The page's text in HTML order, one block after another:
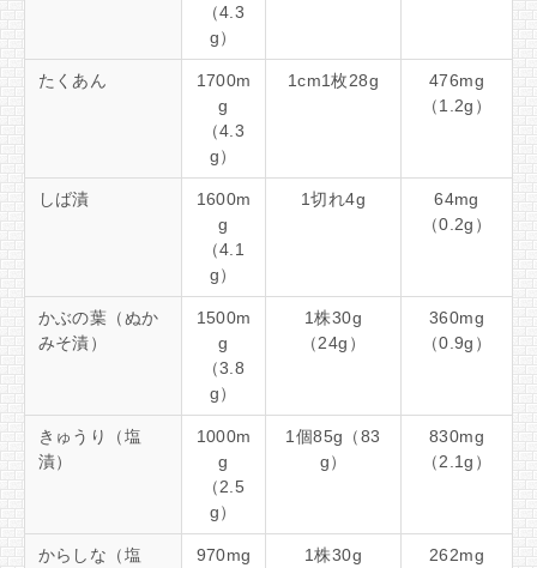
（4.3
g）
たくあん
1700m
g
（4.3
g）
1cm1枚28g
476mg
（1.2g）
しば漬
1600m
g
（4.1
g）
1切れ4g
64mg
（0.2g）
かぶの葉（ぬか
みそ漬）
1500m
g
（3.8
g）
1株30g
（24g）
360mg
（0.9g）
きゅうり（塩
漬）
1000m
g
（2.5
g）
1個85g（83
g）
830mg
（2.1g）
からしな（塩
970mg
1株30g
262mg